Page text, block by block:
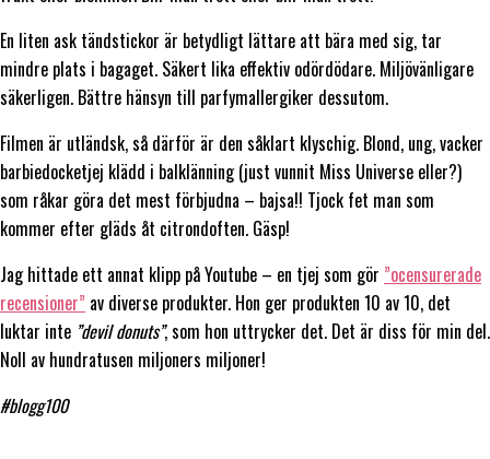
En liten ask tändstickor är betydligt lättare att bära med sig, tar
mindre plats i bagaget. Säkert lika effektiv odördödare. Miljövänligare
säkerligen. Bättre hänsyn till parfymallergiker dessutom.
Filmen är utländsk, så därför är den såklart klyschig. Blond, ung, vacker
barbiedocketjej klädd i balklänning (just vunnit Miss Universe eller?)
som råkar göra det mest förbjudna – bajsa!! Tjock fet man som
kommer efter gläds åt citrondoften. Gäsp!
Jag hittade ett annat klipp på Youtube – en tjej som gör ”ocensurerade
recensioner” av diverse produkter. Hon ger produkten 10 av 10, det
luktar inte ”devil donuts”, som hon uttrycker det. Det är diss för min del.
Noll av hundratusen miljoners miljoner!
#blogg100